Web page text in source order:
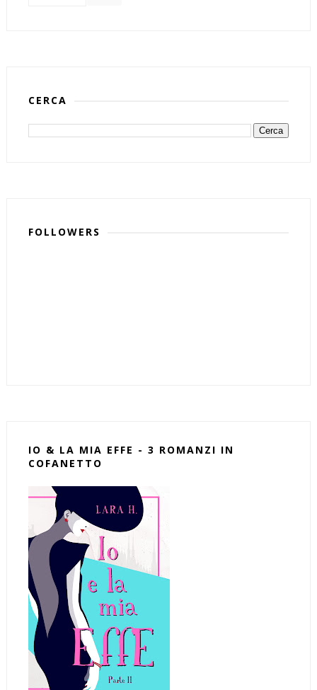
CERCA
FOLLOWERS
IO & LA MIA EFFE - 3 ROMANZI IN
COFANETTO